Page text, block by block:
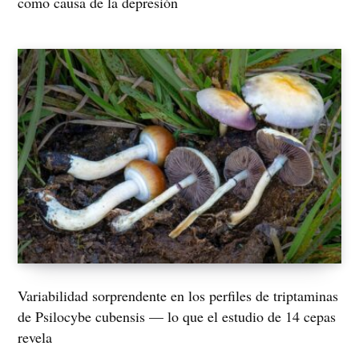
Variabilidad sorprendente en los perfiles de triptaminas
de Psilocybe cubensis — lo que el estudio de 14 cepas
revela